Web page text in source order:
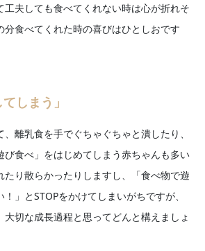
工夫しても食べてくれない時は心が折れそ
分食べてくれた時の喜びはひとしおです
しまう」
離乳食を手でぐちゃぐちゃと潰したり、
び食べ」をはじめてしまう赤ちゃんも多い
たり散らかったりしますし、「食べ物で遊
」とSTOPをかけてしまいがちですが、
大切な成長過程と思ってどんと構えましょ